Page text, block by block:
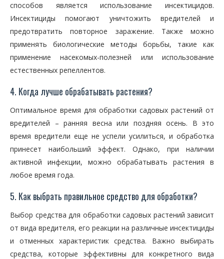
способов является использование инсектицидов.
Инсектициды помогают уничтожить вредителей и
предотвратить повторное заражение. Также можно
применять биологические методы борьбы, такие как
применение насекомых-полезней или использование
естественных репеллентов.
4. Когда лучше обрабатывать растения?
Оптимальное время для обработки садовых растений от
вредителей – ранняя весна или поздняя осень. В это
время вредители еще не успели усилиться, и обработка
принесет наибольший эффект. Однако, при наличии
активной инфекции, можно обрабатывать растения в
любое время года.
5. Как выбрать правильное средство для обработки?
Выбор средства для обработки садовых растений зависит
от вида вредителя, его реакции на различные инсектициды
и отменных характеристик средства. Важно выбирать
средства, которые эффективны для конкретного вида